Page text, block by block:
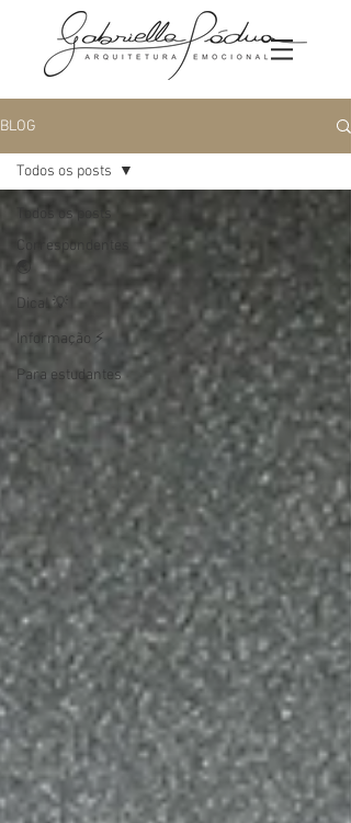
BLOG
Todos os posts
Correspondentes
🌏
Dica! 💡
Informação ⚡️
Para estudantes
Todos os posts